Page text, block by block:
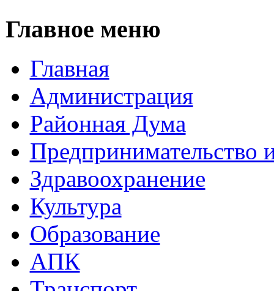
Главное меню
Главная
Администрация
Районная Дума
Предпринимательство
Здравоохранение
Культура
Образование
АПК